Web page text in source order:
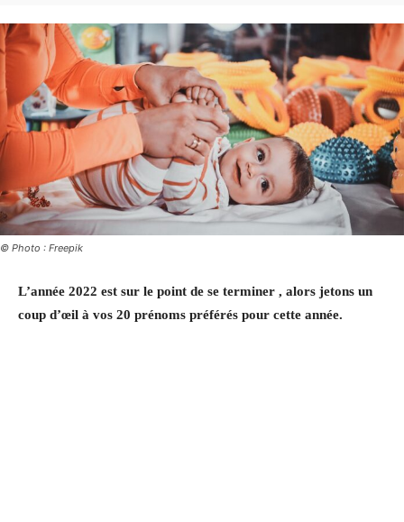
© Photo : Freepik
L’année 2022 est sur le point de se terminer , alors jetons un
coup d’œil à vos 20 prénoms préférés pour cette année.